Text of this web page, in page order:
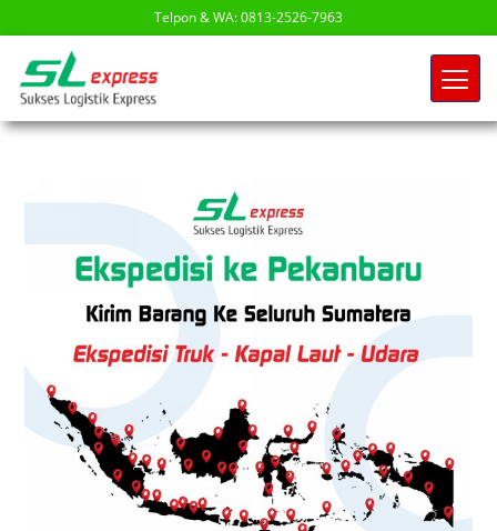
Telpon & WA: 0813-2526-7963